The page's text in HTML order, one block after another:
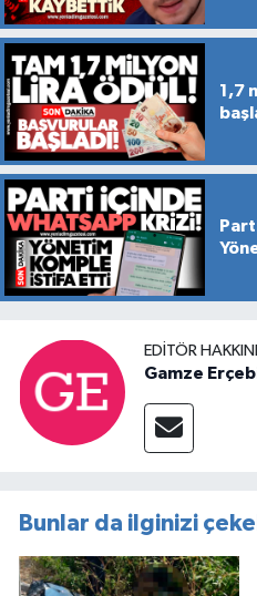
1,7
EDITÖR
Gamze
Bunlar da ilginizi